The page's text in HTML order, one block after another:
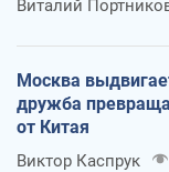
Виталий
Москва
дружба
от Китая
Виктор Каспрук